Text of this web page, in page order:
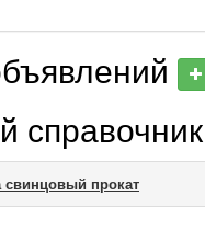
справочник
свинцовый прокат